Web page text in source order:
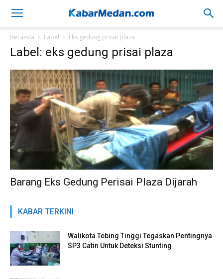
Beranda Label Eks gedung prisai plaza
Label: eks gedung prisai plaza
Barang Eks Gedung Perisai Plaza Dijarah
KABAR TERKINI
Walikota Tebing Tinggi Tegaskan Pentingnya
SP3 Catin Untuk Deteksi Stunting